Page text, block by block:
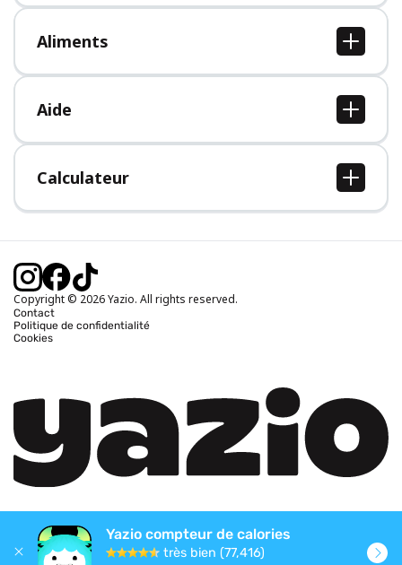
Tous les témoignages
Aliments
Tous les aliments
Aide
Centre d'aide
Calculateur
Calcul IMC
Calcul poids idéal
Calcul calories brûlées
Copyright © 2026 Yazio. All rights reserved.
Contact
Politique de confidentialité
Cookies
Yazio compteur de calories
très bien (77,416)